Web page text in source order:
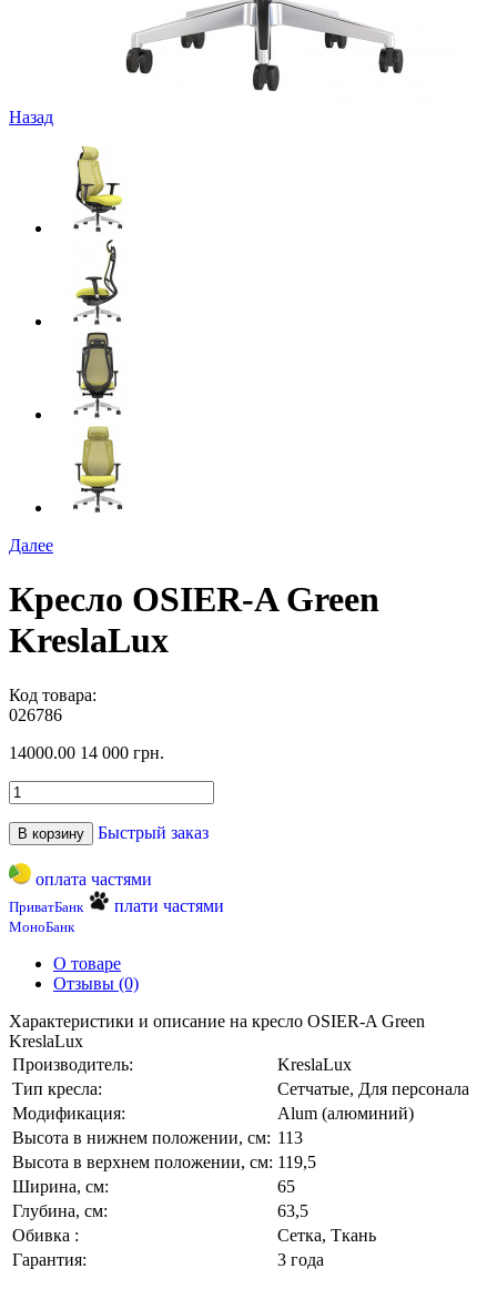
Назад
Далее
Кресло OSIER-A Green
KreslaLux
Код товара:
026786
14000.00 14 000 грн.
В корзину Быстрый заказ
оплата частями
ПриватБанк плати частями
МоноБанк
О товаре
Отзывы (0)
Характеристики и описание на кресло OSIER-A Green
KreslaLux
Производитель:
KreslaLux
Тип кресла:
Сетчатые, Для персонала
Модификация:
Alum (алюминий)
Высота в нижнем положении, см: 113
Высота в верхнем положении, см: 119,5
Ширина, см:
65
Глубина, см:
63,5
Обивка :
Сетка, Ткань
Гарантия:
3 года